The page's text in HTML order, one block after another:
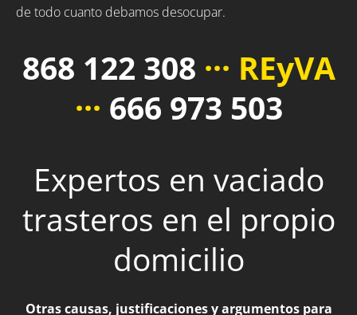
de todo cuanto debamos desocupar.
868 122 308 ··· REyVA
··· 666 973 503
Expertos en vaciado
trasteros en el propio
domicilio
Otras causas, justificaciones y argumentos para